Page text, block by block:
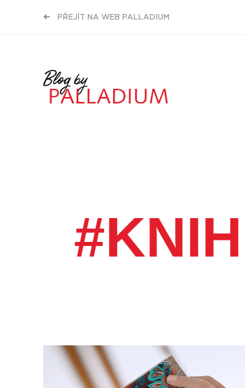
PŘEJÍT NA WEB PALLADIUM